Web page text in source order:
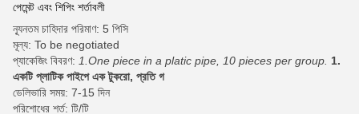
পেমেন্ট এবং শিপিং শর্তাবলী
ন্যূনতম চাহিদার পরিমাণ: 5 পিসি
মূল্য: To be negotiated
প্যাকেজিং বিবরণ: 1.One piece in a platic pipe, 10 pieces per group. 1.
একটি প্লাটিক পাইপে এক টুকরো, প্রতি গ
ডেলিভারি সময়: 7-15 দিন
পরিশোধের শর্ত: টি/টি